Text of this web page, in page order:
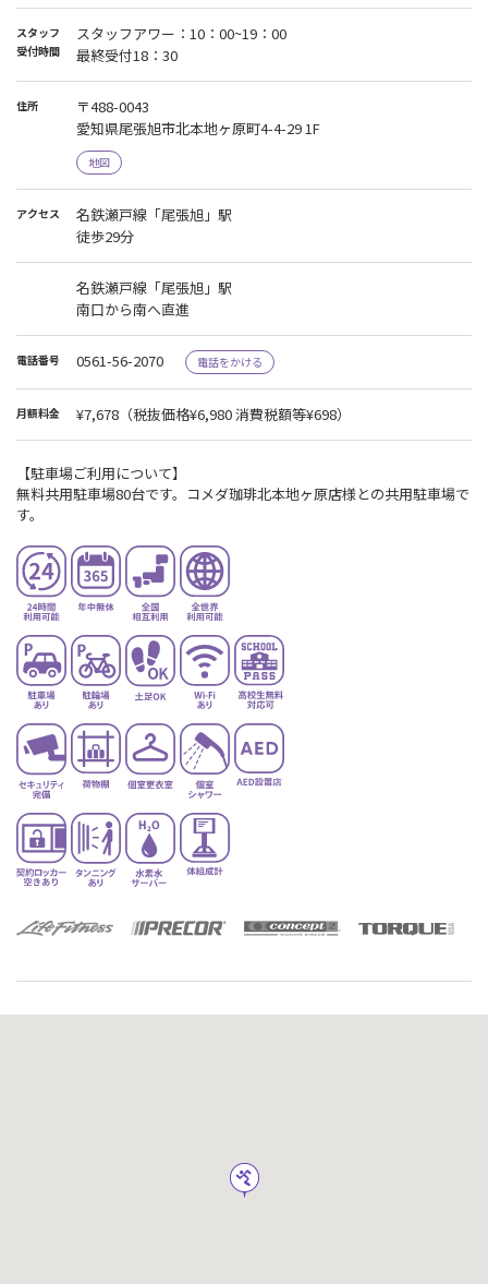
スタッフ
受付時間
スタッフアワー：10：00~19：00
最終受付18：30
住所
〒488-0043
愛知県尾張旭市北本地ヶ原町4-4-29 1F
地図
アクセス
名鉄瀬戸線「尾張旭」駅
徒歩29分
名鉄瀬戸線「尾張旭」駅
南口から南へ直進
電話番号 0561-56-2070 電話をかける
月額料金 ¥7,678 （税抜価格¥6,980 消費税額等¥698）
【駐車場ご利用について】
無料共用駐車場80台です。コメダ珈琲北本地ヶ原店様との共用駐車場で
す。